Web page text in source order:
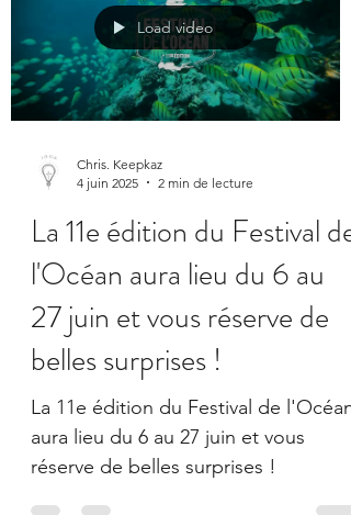
Load video
4 juin 2025
2 min de lecture
La 11e édition du Festival de
l'Océan aura lieu du 6 au
27 juin et vous réserve de
belles surprises !
La 11e édition du Festival de l'Océan